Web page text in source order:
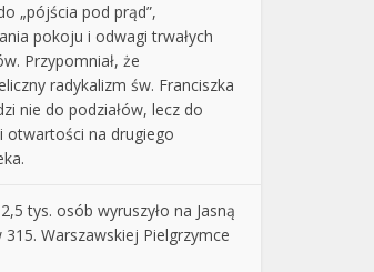
„pójścia pod prąd”,
pokoju i odwagi trwałych
Przypomniał, że
radykalizm św. Franciszka
nie do podziałów, lecz do
i otwartości na drugiego
tys. osób wyruszyło na Jasną
315. Warszawskiej Pielgrzymce